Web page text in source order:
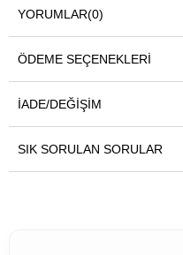
YORUMLAR(0)
ÖDEME SEÇENEKLERI
İADE/DEĞIŞIM
SIK SORULAN SORULAR